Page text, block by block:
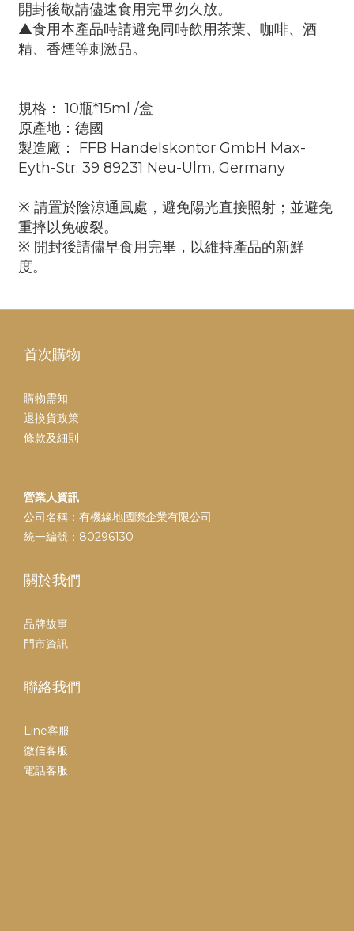
開封後敬請儘速食用完畢勿久放。
▲食用本產品時請避免同時飲用茶葉、咖啡、酒
精、香煙等刺激品。
規格：10瓶*15ml /盒
原產地：德國
製造廠： FFB Handelskontor GmbH Max-
Eyth-Str. 39 89231 Neu-Ulm, Germany
※ 請置於陰涼通風處，避免陽光直接照射；並避免
重摔以免破裂。
※ 開封後請儘早食用完畢，以維持產品的新鮮
度。
首次購物
購物需知
退換貨政策
條款及細則
營業人資訊
公司名稱：有機緣地國際企業有限公司
統一編號：80296130
關於我們
品牌故事
門市資訊
聯絡我們
Line客服
微信客服
電話客服